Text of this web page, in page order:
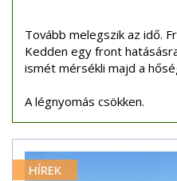
Tovább melegszik az idő.
Kedden egy front
ismét mérsékli majd a
A légnyomás csökken.
HÍREK